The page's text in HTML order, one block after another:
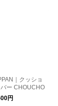
｜クッショ
ー CHOUCHO
円